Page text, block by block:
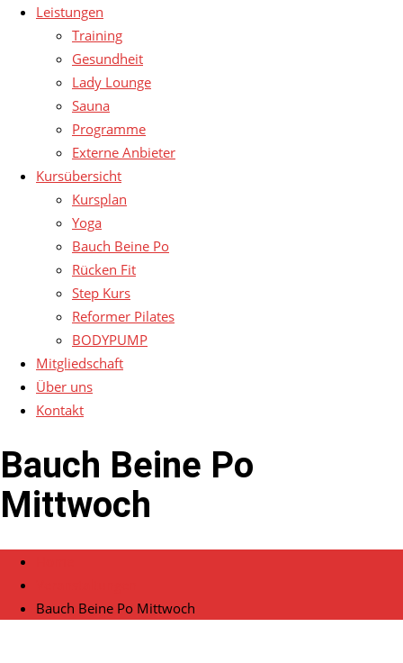
Leistungen
Training
Gesundheit
Lady Lounge
Sauna
Programme
Externe Anbieter
Kursübersicht
Kursplan
Yoga
Bauch Beine Po
Rücken Fit
Step Kurs
Reformer Pilates
BODYPUMP
Mitgliedschaft
Über uns
Kontakt
Bauch Beine Po
Mittwoch
Bauch Beine Po Mittwoch